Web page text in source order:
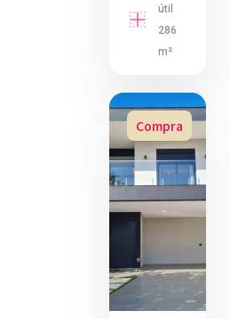
útil
286
m²
Compra